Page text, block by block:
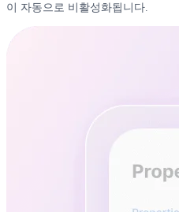
이 자동으로 비활성화됩니다.